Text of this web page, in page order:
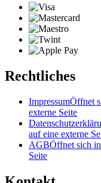
Rechtliches
ImpressumÖffnet
externe Seite
auf eine externe
AGBÖffnet sich
Seite